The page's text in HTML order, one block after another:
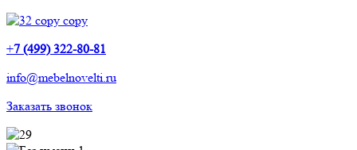
+7 (499) 322-80-81
info@mebelnovelti.ru
Заказать звонок